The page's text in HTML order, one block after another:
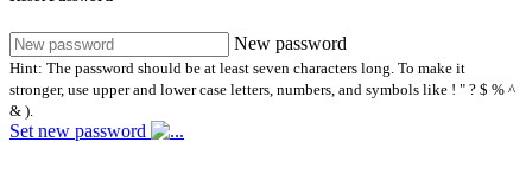
New password
Hint: The password should be at least seven characters long. To make it
stronger, use upper and lower case letters, numbers, and symbols like ! " ? $ % ^
& ).
Set new password